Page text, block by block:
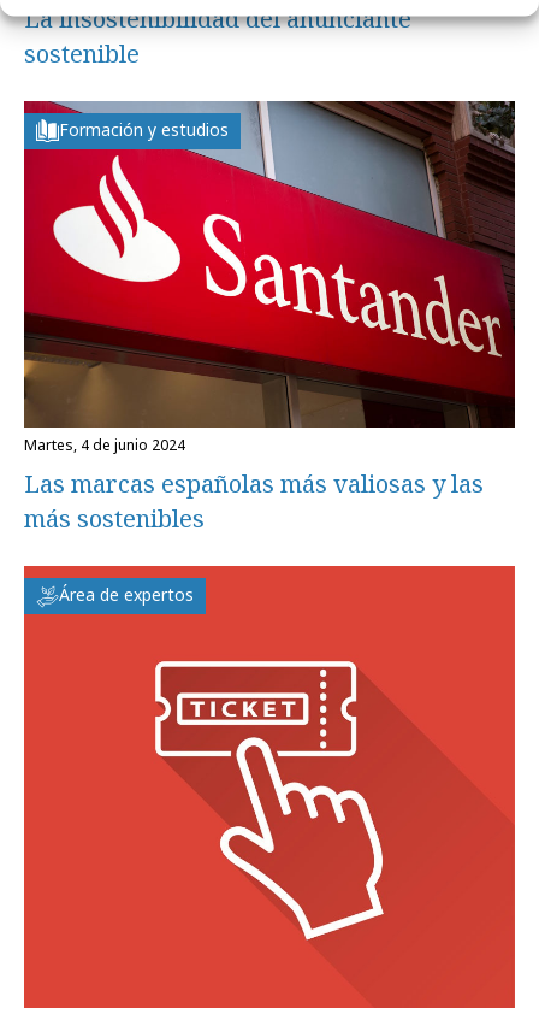
La insostenibilidad del anunciante
sostenible
Formación y estudios
martes, 4 de junio 2024
Las marcas españolas más valiosas y las
más sostenibles
Área de expertos